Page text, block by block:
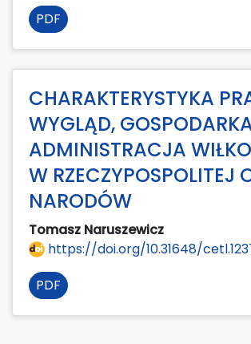
PDF
CHARAKTERYSTYKA
WYGLĄD,
ADMINISTRACJA
W RZECZYPOSPOLITEJ
NARODÓW
Tomasz Naruszewicz
https://doi.org/10.31648/
PDF